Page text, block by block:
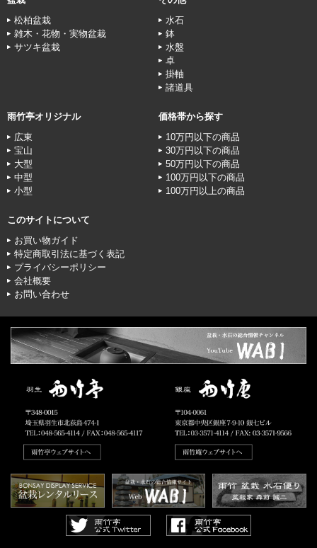
松柏盆栽
雑木・花物・実物盆栽
サツキ盆栽
水石
鉢
水盤
卓
掛軸
諸道具
雨竹亭オリジナル
広東
宝山
大型
中型
小型
価格帯から探す
10万円以下の商品
30万円以下の商品
50万円以下の商品
100万円以下の商品
100万円以上の商品
このサイトについて
お買い物ガイド
特定商取引法に基づく表記
プライバシーポリシー
会社概要
お問い合わせ